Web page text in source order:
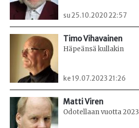
su 25.10.2020 22:57
Timo Vihavainen
Häpeänsä kullakin
ke 19.07.2023 21:26
Matti Viren
Odotellaan vuotta 2023